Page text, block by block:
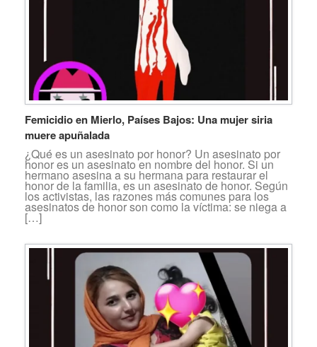
Femicidio en Mierlo, Países Bajos: Una mujer siria
muere apuñalada
¿Qué es un asesinato por honor? Un asesinato por
honor es un asesinato en nombre del honor. Si un
hermano asesina a su hermana para restaurar el
honor de la familia, es un asesinato de honor. Según
los activistas, las razones más comunes para los
asesinatos de honor son como la víctima: se niega a
[…]